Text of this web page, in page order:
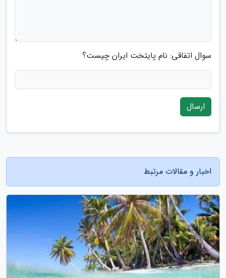
سوال اتفاقی: نام پایتخت ایران چیست؟
ارسال
اخبار و مقالات مرتبط